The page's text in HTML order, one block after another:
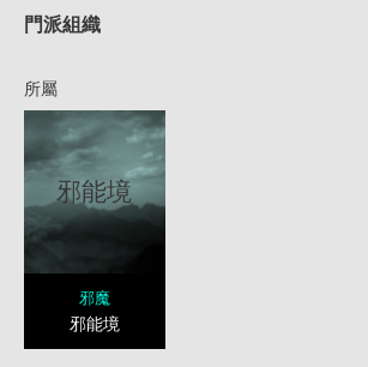
門派組織
所屬
邪能境
邪魔
邪能境